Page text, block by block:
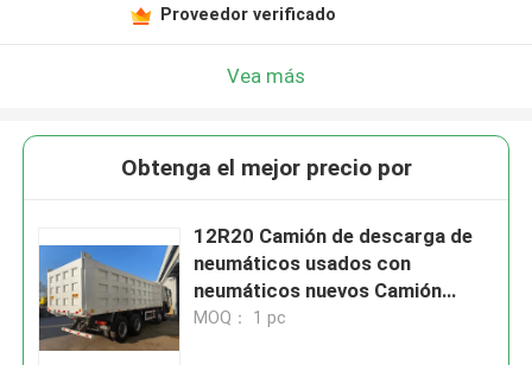
Proveedor verificado
Vea más
Obtenga el mejor precio por
12R20 Camión de descarga de
neumáticos usados con
neumáticos nuevos Camión
Sinotruck HOWO Camión de
MOQ： 1 pc